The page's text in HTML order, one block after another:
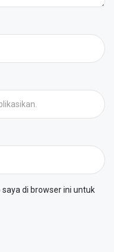
di browser ini untuk